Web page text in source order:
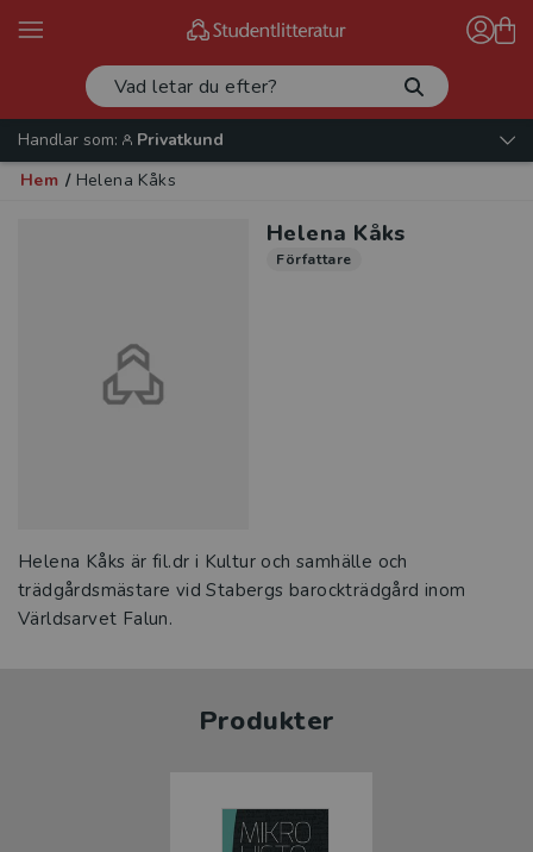
Handlar som:
Privatkund
Hem / Helena Kåks
Helena Kåks
Författare
Helena Kåks är fil.dr i Kultur och samhälle och
trädgårdsmästare vid Stabergs barockträdgård inom
Världsarvet Falun.
Produkter